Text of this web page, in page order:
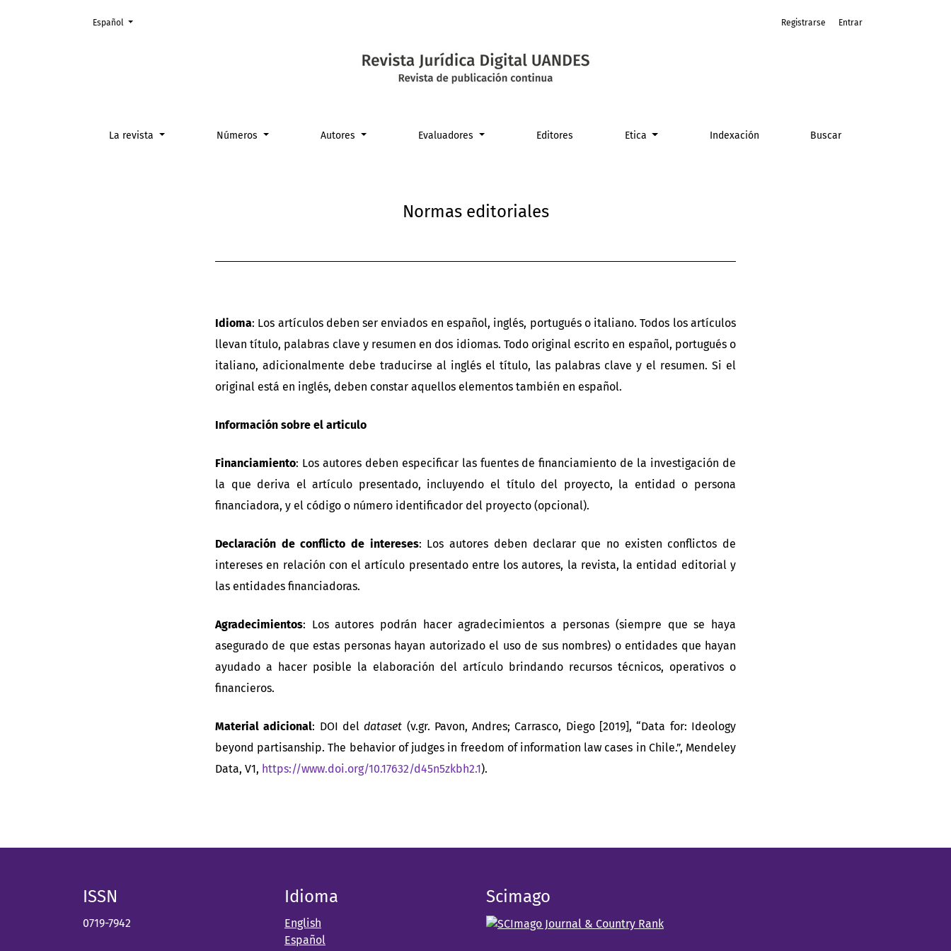
Normas editoriales
La revista Números Autores Evaluadores Editores Etica Indexación Buscar
Registrarse Entrar
Cambiar el idioma. El actual es:
Español
Normas editoriales
Idioma: Los artículos deben ser enviados en español, inglés, portugués o italiano. Todos los artículos
llevan título, palabras clave y resumen en dos idiomas. Todo original escrito en español, portugués o
italiano, adicionalmente debe traducirse al inglés el título, las palabras clave y el resumen. Si el
original está en inglés, deben constar aquellos elementos también en español.
Información sobre el articulo
Financiamiento: Los autores deben especificar las fuentes de financiamiento de la investigación de
la que deriva el artículo presentado, incluyendo el título del proyecto, la entidad o persona
financiadora, y el código o número identificador del proyecto (opcional).
Declaración de conflicto de intereses: Los autores deben declarar que no existen conflictos de
intereses en relación con el artículo presentado entre los autores, la revista, la entidad editorial y
las entidades financiadoras.
Agradecimientos: Los autores podrán hacer agradecimientos a personas (siempre que se haya
asegurado de que estas personas hayan autorizado el uso de sus nombres) o entidades que hayan
ayudado a hacer posible la elaboración del artículo brindando recursos técnicos, operativos o
financieros.
Material adicional: DOI deldataset (v.gr. Pavon, Andres; Carrasco, Diego [2019], “Data for: Ideology
beyond partisanship. The behavior of judges in freedom of information law cases in Chile.”, Mendeley
Data, V1, https://www.doi.org/10.17632/d45n5zkbh2.1).
ISSN
0719-7942
Idioma
English
Español
Scimago